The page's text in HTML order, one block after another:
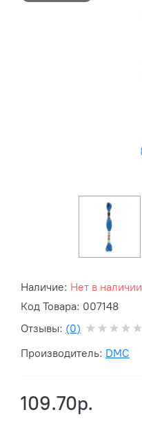
Наличие: Нет в наличии
Код Товара: 007148
Отзывы: (0)
Производитель: DMC
109.70р.